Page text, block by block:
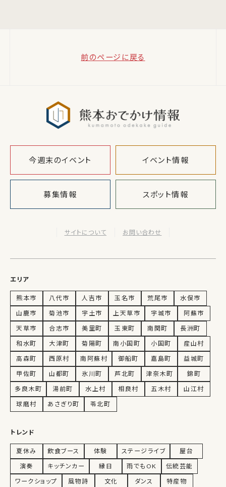
前のページに戻る
今週末のイベント イベント情報
募集情報 スポット情報
サイトについて お問い合わせ
エリア
熊本市 八代市 人吉市 玉名市 荒尾市
水俣市
山鹿市
菊池市 宇土市 上天草市 宇城市
阿蘇市
天草市
合志市 美里町 玉東町 南関町
長洲町
和水町
大津町 菊陽町 南小国町 小国町
産山村
高森町
西原村 南阿蘇村 御船町 嘉島町
益城町
甲佐町
山都町 氷川町 芦北町 津奈木町
錦町
多良木町
湯前町 水上村 相良村 五木村
山江村
球磨村
あさぎり町 苓北町
トレンド
夏休み 飲食ブース 体験 ステージライブ
屋台
演奏
キッチンカー 縁日 雨でもOK
伝統芸能
ワークショップ
風物詩 文化 ダンス 特産物